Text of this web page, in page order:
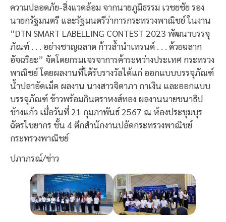
ความปลอดภัย-สิ่งแวดล้อม จากนายภูมิธรรม เวชยชัย รอง
นายกรัฐมนตรี และรัฐมนตรีว่าการกระทรวงพาณิชย์ ในงาน
“DTN SMART LABELLING CONTEST 2023 พัฒนาบรรจุ
ภัณฑ์ . . . อย่างชาญฉลาด ก้าวล้ำนำเทรนด์ . . . ด้วยฉลาก
อัจฉริยะ” จัดโดยกรมเจรจาการค้าระหว่างประเทศ กระทรวง
พาณิชย์ โดยผลงานที่ได้รับรางวัลได้แก่ ออกแบบบรรจุภัณฑ์
น้ำปลาอัดเม็ด ผลงาน นางสาวจิดาภา กาเงิน และออกแบบ
บรรจุภัณฑ์ ข้าวพร้อมกินตราหงส์ทอง ผลงานนายชนาธิป
ช้างแก้ว เมื่อวันที่ 21 กุมภาพันธ์ 2567 ณ ห้องประชุมบุร
ฉัตรไชยากร ชั้น 4 ตึกสำนักงานปลัดกระทรวงพาณิชย์
กระทรวงพาณิชย์
ปภาภรณ์/ข่าว